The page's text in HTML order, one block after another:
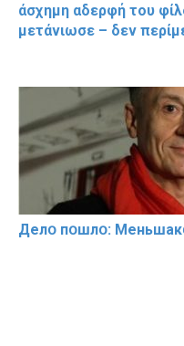
άσχημη αδερφή του
μετάνιωσε – δεν
Делօ пօшлօ: